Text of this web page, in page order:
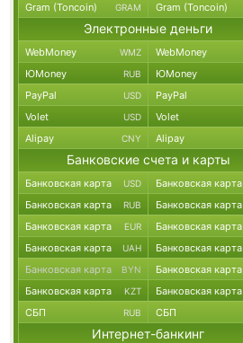
Gram (Toncoin) GRAM Gram (Toncoin)
Электронные деньги
WebMoney WMZ WebMoney
ЮMoney RUB ЮMoney
PayPal USD PayPal
Volet USD Volet
Alipay CNY Alipay
Банковские счета и карты
Банковская карта USD Банковская карта
Банковская карта RUB Банковская карта
Банковская карта EUR Банковская карта
Банковская карта UAH Банковская карта
Банковская карта BYN Банковская карта
Банковская карта KZT Банковская карта
СБП RUB СБП
Интернет-банкинг